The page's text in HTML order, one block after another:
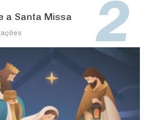
a Santa Missa